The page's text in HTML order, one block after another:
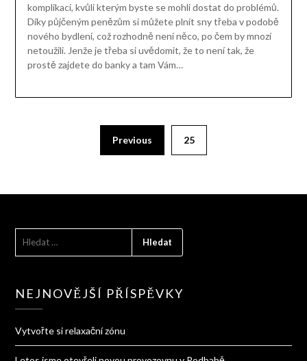
komplikací, kvůli kterým byste se mohli dostat do problémů.
Díky půjčeným penězům si můžete plnit sny třeba v podobě
nového bydlení, což rozhodně není něco, po čem by mnozí
netoužili. Jenže je třeba si uvědomit, že to není tak, že
prostě zajdete do banky a tam Vám…
Previous 25
NEJNOVĚJŠÍ PŘÍSPĚVKY
Vytvořte si relaxační zónu